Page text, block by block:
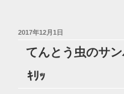
投
2017年12月1日
てんとう虫のサ
ｷﾘｯ